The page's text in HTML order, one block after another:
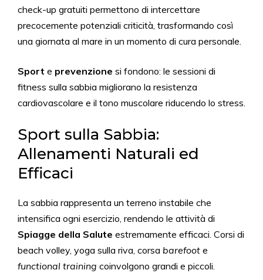
check-up gratuiti permettono di intercettare
precocemente potenziali criticità, trasformando così
una giornata al mare in un momento di cura personale.
Sport e prevenzione si fondono: le sessioni di
fitness sulla sabbia migliorano la resistenza
cardiovascolare e il tono muscolare riducendo lo stress.
Sport sulla Sabbia:
Allenamenti Naturali ed
Efficaci
La sabbia rappresenta un terreno instabile che
intensifica ogni esercizio, rendendo le attività di
Spiagge della Salute estremamente efficaci. Corsi di
beach volley, yoga sulla riva, corsa barefoot e
functional training coinvolgono grandi e piccoli.